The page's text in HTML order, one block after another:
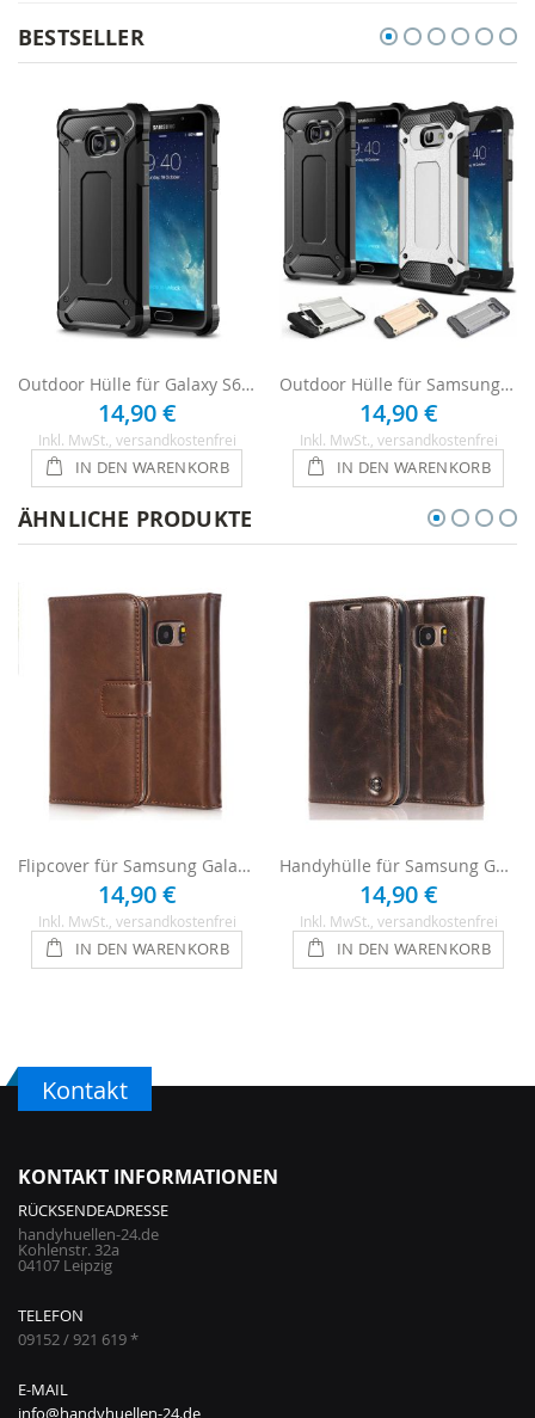
BESTSELLER
Outdoor Hülle für Galaxy S6 - Schwarz
14,90 €
Inkl. MwSt. , versandkostenfrei
IN DEN WARENKORB
Outdoor Hülle für Samsung Galaxy S6
14,90 €
Inkl. MwSt. , versandkostenfrei
IN DEN WARENKORB
ÄHNLICHE PRODUKTE
Flipcover für Samsung Galaxy S6 - Braun
14,90 €
Inkl. MwSt. , versandkostenfrei
IN DEN WARENKORB
Handyhülle für Samsung Galaxy S6 - Braun
14,90 €
Inkl. MwSt. , versandkostenfrei
IN DEN WARENKORB
Kontakt
KONTAKT INFORMATIONEN
RÜCKSENDEADRESSE
handyhuellen-24.de
Kohlenstr. 32a
04107 Leipzig
TELEFON
09152 / 921 619 *
E-MAIL
info@handyhuellen-24.de